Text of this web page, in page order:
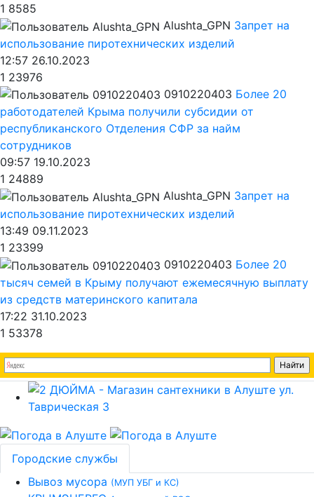
1 8585
Alushta_GPN Запрет на
использование пиротехнических изделий
12:57 26.10.2023
1 23976
0910220403 Более 20
работодателей Крыма получили субсидии от
республиканского Отделения СФР за найм
сотрудников
09:57 19.10.2023
1 24889
Alushta_GPN Запрет на
использование пиротехнических изделий
13:49 09.11.2023
1 23399
0910220403 Более 20
тысяч семей в Крыму получают ежемесячную выплату
из средств материнского капитала
17:22 31.10.2023
1 53378
Городские службы
Вывоз мусора (МУП УБГ и КС)